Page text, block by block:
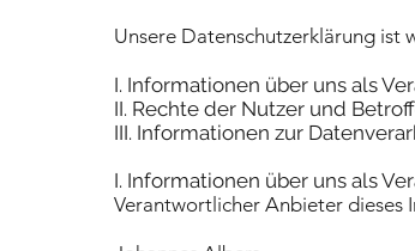
Unsere Datenschutzerklärung ist
I. Informationen über uns als
II. Rechte der Nutzer und
III. Informationen zur
I. Informationen über uns als
Verantwortlicher Anbieter dieses